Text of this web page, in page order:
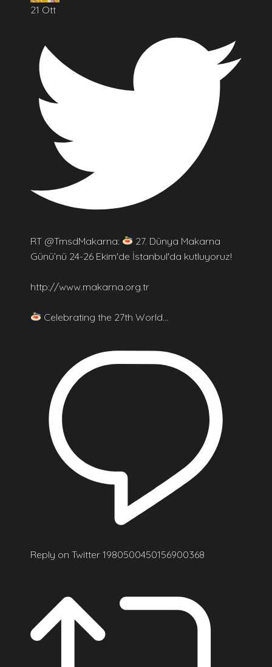
21 Ott
RT @TmsdMakarna:
27. Dünya Makarna
Günü’nü 24-26 Ekim'de İstanbul'da kutluyoruz!
http://www.makarna.org.tr
Celebrating the 27th World…
Reply on Twitter 1980500450156900368